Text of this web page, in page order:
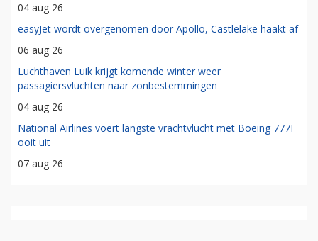
04 aug 26
easyJet wordt overgenomen door Apollo, Castlelake haakt af
06 aug 26
Luchthaven Luik krijgt komende winter weer
passagiersvluchten naar zonbestemmingen
04 aug 26
National Airlines voert langste vrachtvlucht met Boeing 777F
ooit uit
07 aug 26